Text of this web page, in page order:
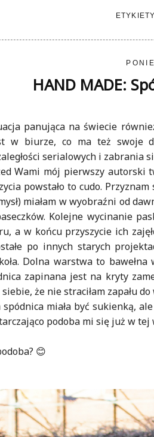
HAND MADE:
panująca na świecie
w biurze, co ma też swoje
serialowych i zabrania
Wami mój pierwszy autorski
powstało to cudo.
miałam w wyobraźni od
Kolejne wycinanie
a w końcu przyszycie ich
po innych starych
Dolna warstwa to
zapinana jest na kryty
że nie straciłam zapału
miała być sukienką,
podoba mi się już w tej
😊